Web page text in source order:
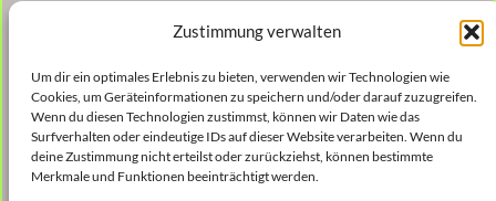
Zustimmung verwalten
Um dir ein optimales Erlebnis zu bieten, verwenden wir Technologien wie
Cookies, um Geräteinformationen zu speichern und/oder darauf zuzugreifen.
Wenn du diesen Technologien zustimmst, können wir Daten wie das
Surfverhalten oder eindeutige IDs auf dieser Website verarbeiten. Wenn du
deine Zustimmung nicht erteilst oder zurückziehst, können bestimmte
Merkmale und Funktionen beeinträchtigt werden.